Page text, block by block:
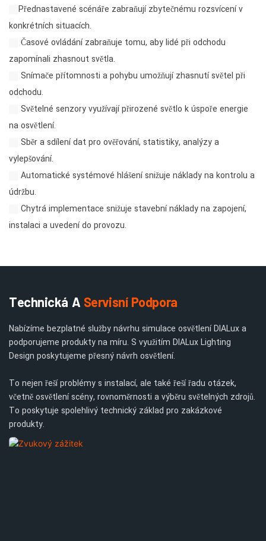
Přednastavené scénáře zabraňují zbytečnému rozsvícení v
konkrétních situacích.
Časové ovládání zabraňuje tomu, aby lidé při odchodu
zapomínali zhasnout světla.
Snímače přítomnosti a pohybu umožňují zhasnutí světel při
odchodu.
Světelné senzory využívají přirozené světlo k úspoře energie
na osvětlení.
Sběr a sdílení dat pro ověřování, statistiky, analýzy a
vylepšování.
Automatické systémové hlášení snižuje náklady na kontrolu a
údržbu.
Chytrá implementace snižuje stavební náklady na zapojení,
instalaci a uvedení do provozu.
Technická A Servisní Podpora
Nabízíme bezplatné služby návrhu simulace osvětlení DIALux a
podporujeme produkty na míru. S využitím DIALux Lighting
Design poskytujeme přesný návrh osvětlení.
To nejen řeší problémy s instalací, ale také řeší řadu otázek,
včetně osvětlení scény, rovnoměrnosti a výběru světelných zdrojů.
To poskytuje spolehlivý technický základ pro zakázkové
produkty.